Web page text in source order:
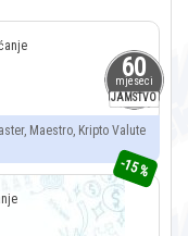
60
mjeseci
JAMSTVO
Maestro, Kripto Valute
-15 %